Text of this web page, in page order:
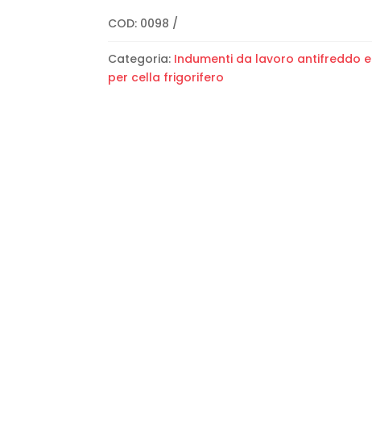
COD: 0098
Categoria: Indumenti da lavoro antifreddo e
per cella frigorifero